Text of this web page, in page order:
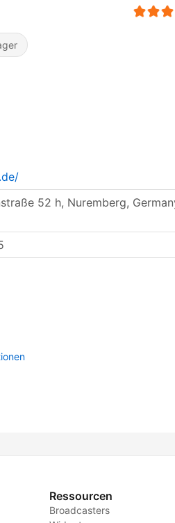
52 h, Nuremberg,
Ressourcen
Broadcasters